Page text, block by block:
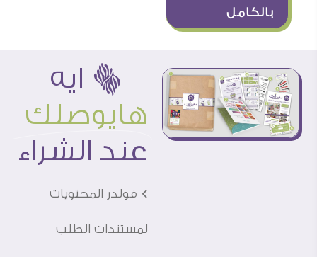
بالكامل
ë ايه
هايوصلك
عند الشراء
Ö فولدر المحتويات
لمستندات الطلب